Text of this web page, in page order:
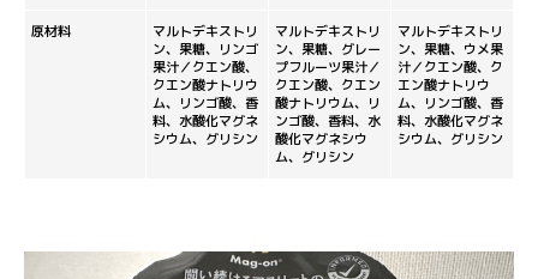
原材料
マルトデキストリ
ン、果糖、リンゴ
果汁／クエン酸、
クエン酸ナトリウ
ム、リンゴ酸、香
料、水酸化マグネ
シウム、グリシン
マルトデキストリ
ン、果糖、グレー
プフルーツ果汁／
クエン酸、クエン
酸ナトリウム、リ
ンゴ酸、香料、水
酸化マグネシウ
ム、グリシン
マルトデキストリ
ン、果糖、ウメ果
汁／クエン酸、ク
エン酸ナトリウ
ム、リンゴ酸、香
料、水酸化マグネ
シウム、グリシン